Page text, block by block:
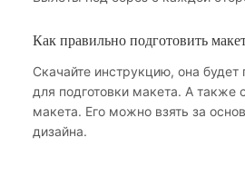
Как правильно подготовить
Скачайте инструкцию, она будет
для подготовки макета. А также
макета. Его можно взять за
дизайна.